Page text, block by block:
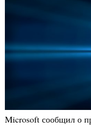
Microsoft сообщил о